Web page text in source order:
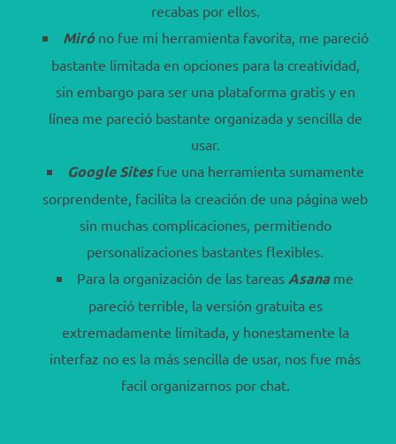
recabas por ellos.
Miró no fue mi herramienta favorita, me pareció
bastante limitada en opciones para la creatividad,
sin embargo para ser una plataforma gratis y en
línea me pareció bastante organizada y sencilla de
usar.
Google Sites fue una herramienta sumamente
sorprendente, facilita la creación de una página web
sin muchas complicaciones, permitiendo
personalizaciones bastantes flexibles.
Para la organización de las tareas Asana me
pareció terrible, la versión gratuita es
extremadamente limitada, y honestamente la
interfaz no es la más sencilla de usar, nos fue más
facil organizarnos por chat.